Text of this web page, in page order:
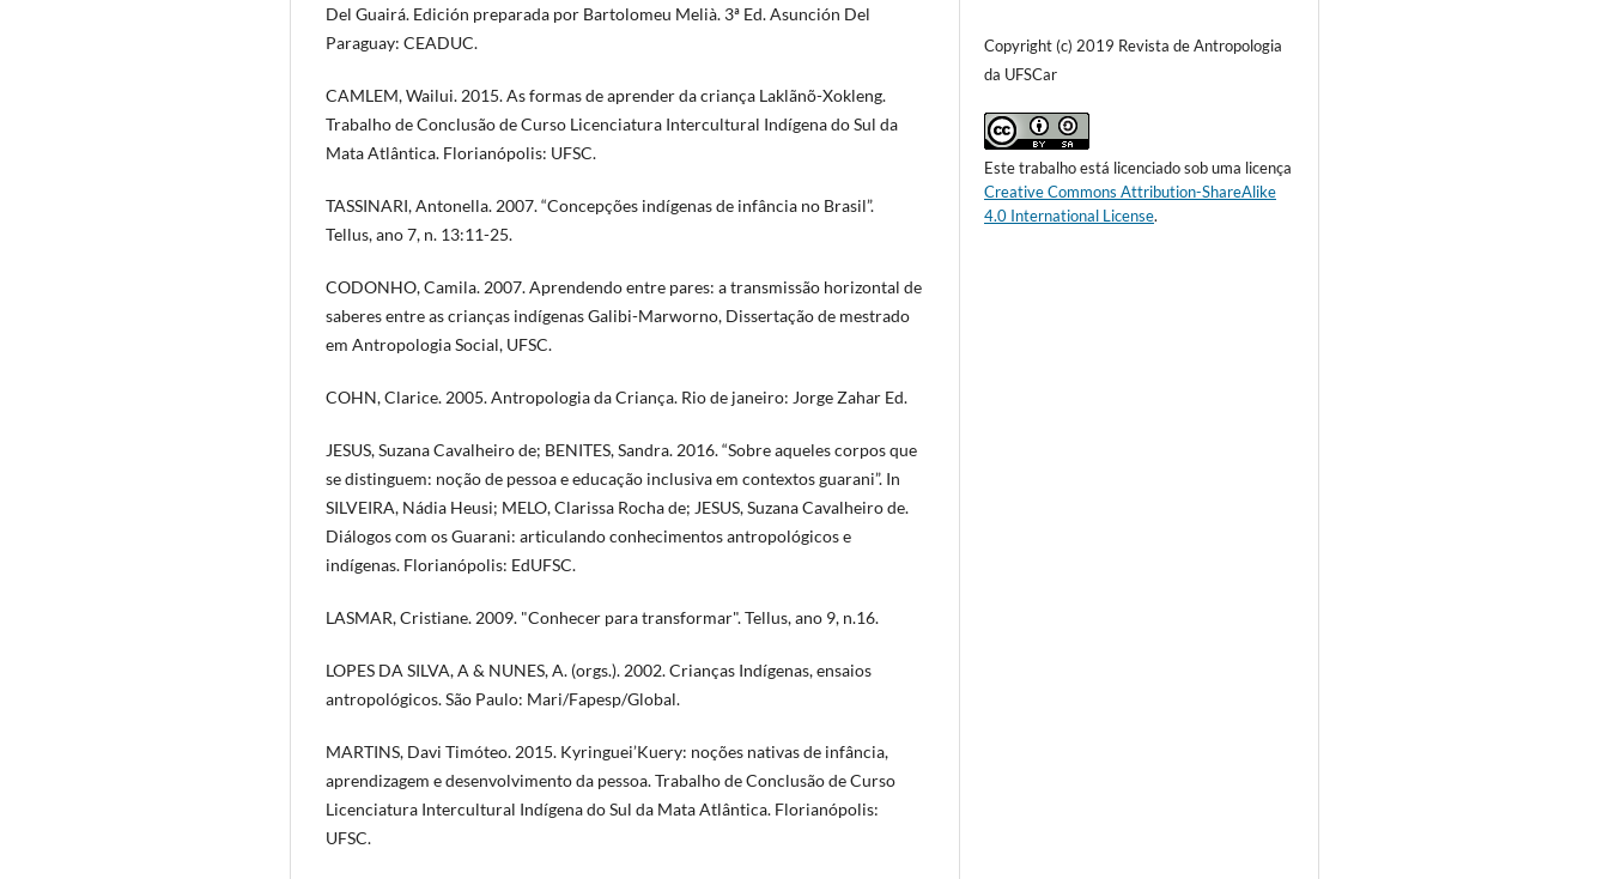
Del Guairá. Edición preparada por Bartolomeu Melià. 3ª Ed. Asunción Del
Paraguay: CEADUC.
CAMLEM, Wailui. 2015. As formas de aprender da criança Laklãnõ-Xokleng.
Trabalho de Conclusão de Curso Licenciatura Intercultural Indígena do Sul da
Mata Atlântica. Florianópolis: UFSC.
TASSINARI, Antonella. 2007. “Concepções indígenas de infância no Brasil”.
Tellus, ano 7, n. 13:11-25.
CODONHO, Camila. 2007. Aprendendo entre pares: a transmissão horizontal de
saberes entre as crianças indígenas Galibi-Marworno, Dissertação de mestrado
em Antropologia Social, UFSC.
COHN, Clarice. 2005. Antropologia da Criança. Rio de janeiro: Jorge Zahar Ed.
JESUS, Suzana Cavalheiro de; BENITES, Sandra. 2016. “Sobre aqueles corpos que
se distinguem: noção de pessoa e educação inclusiva em contextos guarani”. In
SILVEIRA, Nádia Heusi; MELO, Clarissa Rocha de; JESUS, Suzana Cavalheiro de.
Diálogos com os Guarani: articulando conhecimentos antropológicos e
indígenas. Florianópolis: EdUFSC.
LASMAR, Cristiane. 2009. "Conhecer para transformar". Tellus, ano 9, n.16.
LOPES DA SILVA, A & NUNES, A. (orgs.). 2002. Crianças Indígenas, ensaios
antropológicos. São Paulo: Mari/Fapesp/Global.
MARTINS, Davi Timóteo. 2015. Kyringuei’Kuery: noções nativas de infância,
aprendizagem e desenvolvimento da pessoa. Trabalho de Conclusão de Curso
Licenciatura Intercultural Indígena do Sul da Mata Atlântica. Florianópolis:
UFSC.
Copyright (c) 2019 Revista de Antropologia
da UFSCar
Este trabalho está licenciado sob uma licença
Creative Commons Attribution-ShareAlike
4.0 International License.